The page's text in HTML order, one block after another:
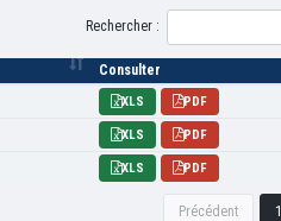
Rechercher :
Consulter
XLS PDF
XLS PDF
XLS PDF
Précédent 1